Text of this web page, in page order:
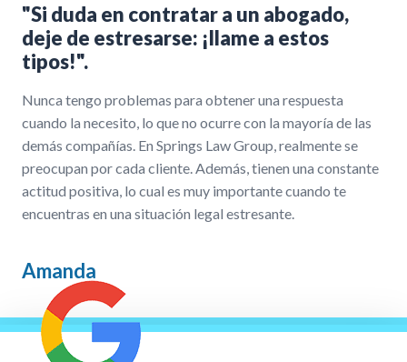
"Si duda en contratar a un abogado,
deje de estresarse: ¡llame a estos
tipos!".
Nunca tengo problemas para obtener una respuesta
cuando la necesito, lo que no ocurre con la mayoría de las
demás compañías. En Springs Law Group, realmente se
preocupan por cada cliente. Además, tienen una constante
actitud positiva, lo cual es muy importante cuando te
encuentras en una situación legal estresante.
Amanda